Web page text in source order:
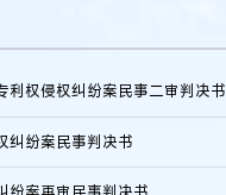
利权侵权纠纷案民事二审判决书
纠纷案民事判决书